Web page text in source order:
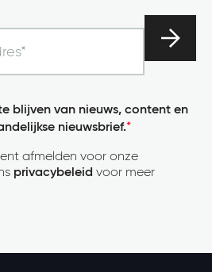
blijven van nieuws, content en
nieuwsbrief.*
afmelden voor onze
privacybeleid voor meer